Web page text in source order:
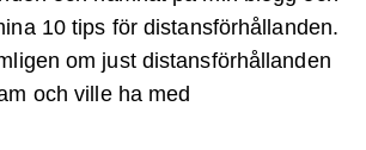
10 tips för distansförhållanden.
om just distansförhållanden
och ville ha med